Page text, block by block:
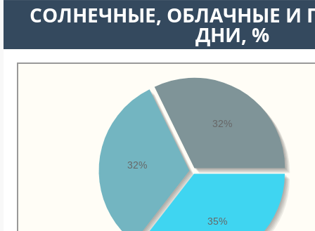
CОЛНЕЧНЫЕ, ОБЛАЧНЫЕ И
ДНИ, %
35%
32%
32%